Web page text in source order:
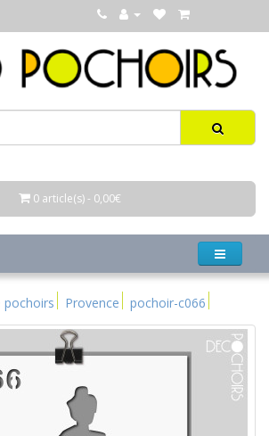
0 article(s) - 0,00€
pochoirs Provence pochoir-c066